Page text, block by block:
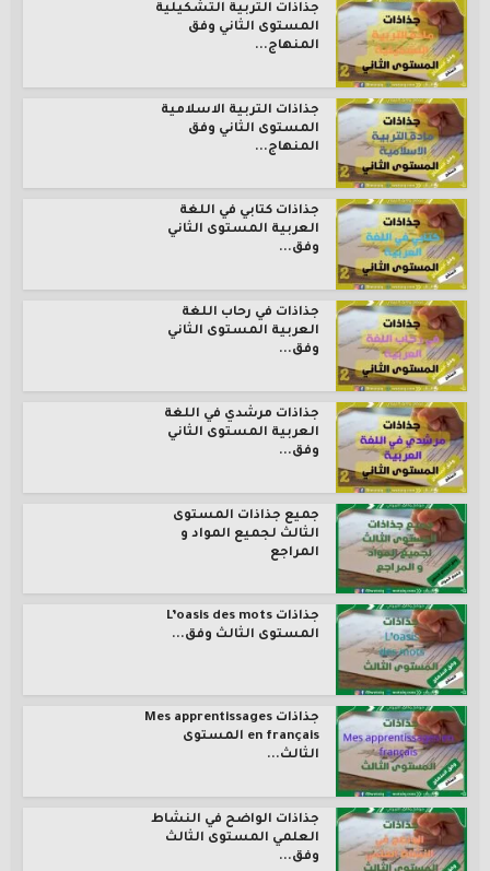
جذاذات التربية التشكيلية
المستوى الثاني وفق
المنهاج...
جذاذات التربية الاسلامية
المستوى الثاني وفق
المنهاج...
جذاذات كتابي في اللغة
العربية المستوى الثاني
وفق...
جذاذات في رحاب اللغة
العربية المستوى الثاني
وفق...
جذاذات مرشدي في اللغة
العربية المستوى الثاني
وفق...
جميع جذاذات المستوى
الثالث لجميع المواد و
المراجع
جذاذات L’oasis des mots
المستوى الثالث وفق...
جذاذات Mes apprentissages
en français المستوى
الثالث...
جذاذات الواضح في النشاط
العلمي المستوى الثالث
وفق...